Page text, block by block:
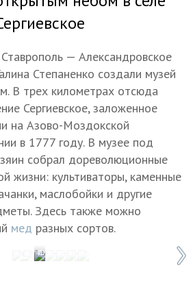
— Александровское
Степаненко создали музей
В трех километрах отсюда
Сергиевское, заложенное
на Азово-Моздокской
в 1777 году. В музее под
собрал дореволюционные
жизни: культиваторы, каменные
маслобойки и другие
Здесь также можно
мед разных сортов.
Фото: Наталья Гребенькова/айда26.рф
1 / 7